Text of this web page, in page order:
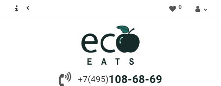
0
+7(495)108-68-69